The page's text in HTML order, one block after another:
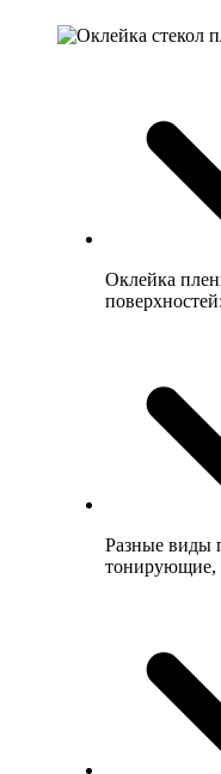
Оклейка
Разные виды
тонирующие,